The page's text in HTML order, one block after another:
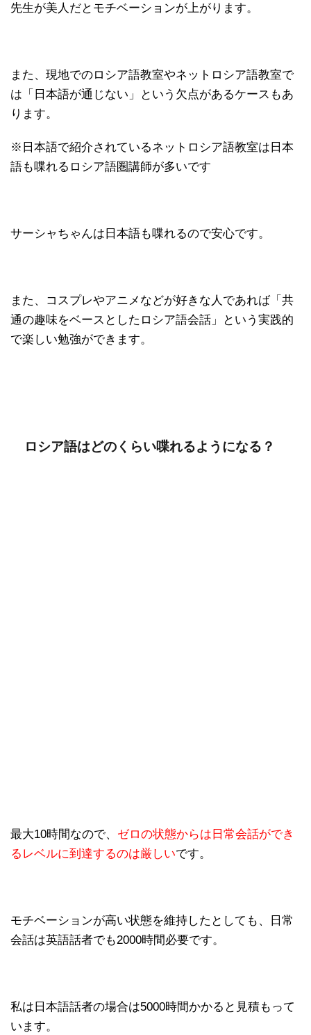
先生が美人だとモチベーションが上がります。
また、現地でのロシア語教室やネットロシア語教室で
は「日本語が通じない」という欠点があるケースもあ
ります。
※日本語で紹介されているネットロシア語教室は日本
語も喋れるロシア語圏講師が多いです
サーシャちゃんは日本語も喋れるので安心です。
また、コスプレやアニメなどが好きな人であれば「共
通の趣味をベースとしたロシア語会話」という実践的
で楽しい勉強ができます。
ロシア語はどのくらい喋れるようになる？
最大10時間なので、 ゼロの状態からは日常会話ができ
るレベルに到達するのは厳しいです。
モチベーションが高い状態を維持したとしても、日常
会話は英語話者でも2000時間必要です。
私は日本語話者の場合は5000時間かかると見積もって
います。